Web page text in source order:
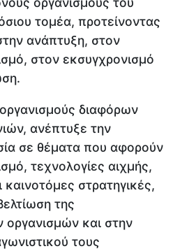
τομέα, προτείνοντας
ανάπτυξη, στον
στον εκσυγχρονισμό
διαφόρων
ανέπτυξε την
σε θέματα που αφορούν
τεχνολογίες αιχμής,
στρατηγικές,
της
και στην
τους